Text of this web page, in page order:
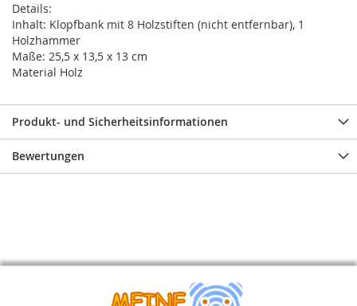
Details:
Inhalt: Klopfbank mit 8 Holzstiften (nicht entfernbar), 1
Holzhammer
Maße: 25,5 x 13,5 x 13 cm
Material Holz
Produkt- und Sicherheitsinformationen
Bewertungen